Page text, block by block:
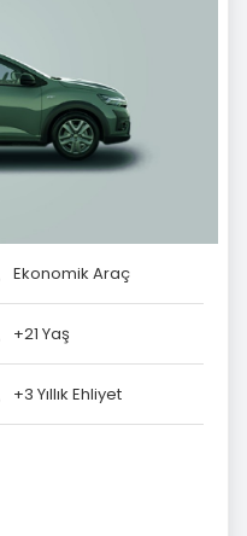
Ekonomik Araç
+21 Yaş
+3 Yıllık Ehliyet